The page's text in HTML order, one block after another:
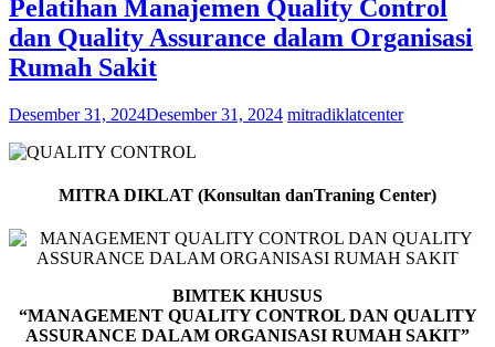
Pelatihan Manajemen Quality Control
dan Quality Assurance dalam Organisasi
Rumah Sakit
Desember 31, 2024Desember 31, 2024 mitradiklatcenter
MITRA DIKLAT (Konsultan danTraning Center)
BIMTEK KHUSUS
“MANAGEMENT QUALITY CONTROL DAN QUALITY
ASSURANCE DALAM ORGANISASI RUMAH SAKIT”